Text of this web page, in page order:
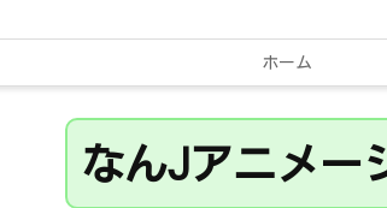
ホーム
なんJアニメー